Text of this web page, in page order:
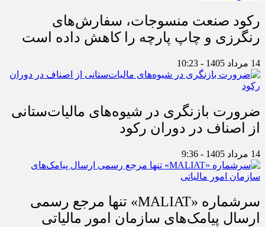
رکود صنعت منسوجات، سفارش‌های
رنگرزی و چاپ پارچه را کاهش داده است
14 مرداد 1405 - 10:23
ضرورت بازنگری در شیوه‌های مالیات‌ستانی
از اصناف در دوران رکود
14 مرداد 1405 - 9:36
سرشماره «MALIAT» تنها مرجع رسمی
ارسال پیامک‌های سازمان امور مالیاتی